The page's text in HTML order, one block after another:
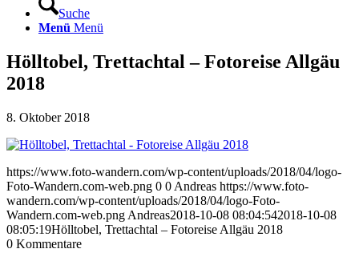
Suche
Menü Menü
Hölltobel, Trettachtal – Fotoreise Allgäu
2018
8. Oktober 2018
https://www.foto-wandern.com/wp-content/uploads/2018/04/logo-
Foto-Wandern.com-web.png 0 0 Andreas https://www.foto-
wandern.com/wp-content/uploads/2018/04/logo-Foto-
Wandern.com-web.png Andreas2018-10-08 08:04:542018-10-08
08:05:19Hölltobel, Trettachtal – Fotoreise Allgäu 2018
0 Kommentare